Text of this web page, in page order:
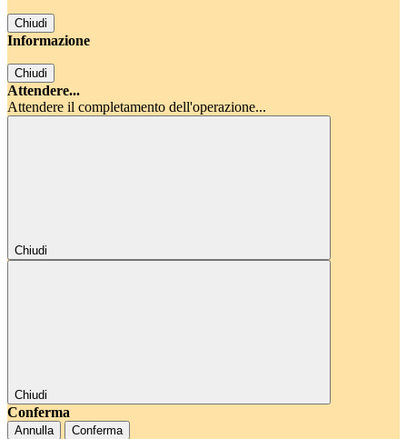
Chiudi
Informazione
Chiudi
Attendere...
Attendere il completamento dell'operazione...
Chiudi
Chiudi
Conferma
Annulla Conferma